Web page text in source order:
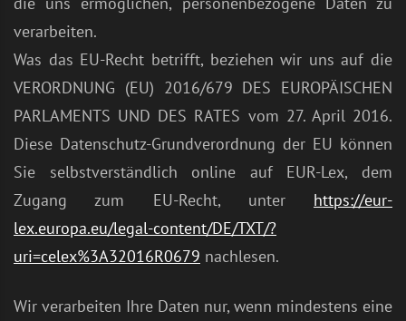
verarbeiten.
Was das EU-Recht betrifft, beziehen wir uns auf die
VERORDNUNG (EU) 2016/679 DES EUROPÄISCHEN
PARLAMENTS UND DES RATES vom 27. April 2016.
Diese Datenschutz-Grundverordnung der EU können
Sie selbstverständlich online auf EUR-Lex, dem
Zugang zum EU-Recht, unter https://eur-
lex.europa.eu/legal-content/DE/TXT/?
uri=celex%3A32016R0679 nachlesen.
Wir verarbeiten Ihre Daten nur, wenn mindestens eine